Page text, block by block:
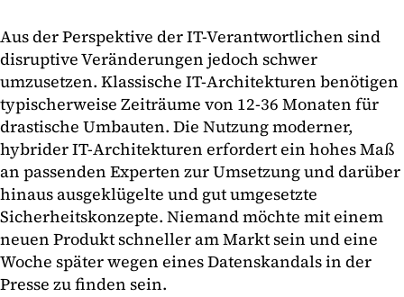
Aus der Perspektive der IT-Verantwortlichen sind
disruptive Veränderungen jedoch schwer
umzusetzen. Klassische IT-Architekturen benötigen
typischerweise Zeiträume von 12-36 Monaten für
drastische Umbauten. Die Nutzung moderner,
hybrider IT-Architekturen erfordert ein hohes Maß
an passenden Experten zur Umsetzung und darüber
hinaus ausgeklügelte und gut umgesetzte
Sicherheitskonzepte. Niemand möchte mit einem
neuen Produkt schneller am Markt sein und eine
Woche später wegen eines Datenskandals in der
Presse zu finden sein.